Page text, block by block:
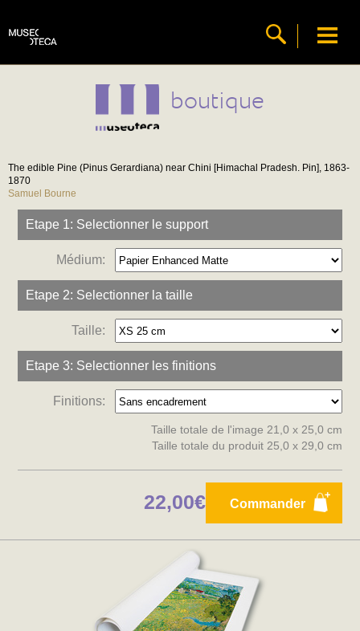
boutique
The edible Pine (Pinus Gerardiana) near Chini [Himachal Pradesh. Pin], 1863-
1870
Samuel Bourne
Etape 1: Selectionner le support
Médium:
Etape 2: Selectionner la taille
Taille:
Etape 3: Selectionner les finitions
Finitions:
Taille totale de l'image 21,0 x 25,0 cm
Taille totale du produit 25,0 x 29,0 cm
Commander
22,00€